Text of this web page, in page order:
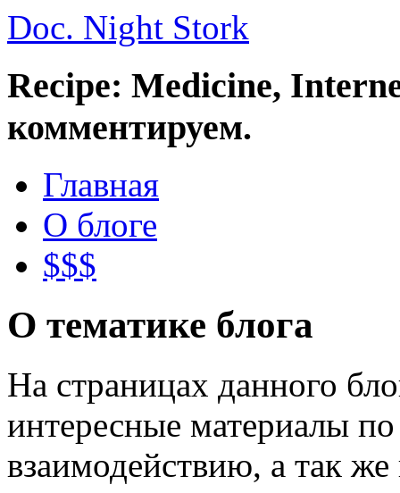
Doc. Night Stork
Recipe: Medicine,
комментируем.
Главная
О блоге
$$$
О тематике блога
На страницах данного
интересные материалы
взаимодействию, а так